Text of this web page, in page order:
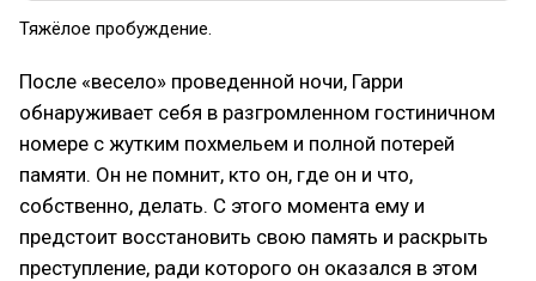
Тяжёлое пробуждение.
После «весело» проведенной ночи, Гарри
обнаруживает себя в разгромленном гостиничном
номере с жутким похмельем и полной потерей
памяти. Он не помнит, кто он, где он и что,
собственно, делать. С этого момента ему и
предстоит восстановить свою память и раскрыть
преступление, ради которого он оказался в этом